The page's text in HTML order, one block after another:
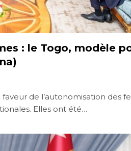
: le Togo, modèle
de l’autonomisation des
Elles ont été…